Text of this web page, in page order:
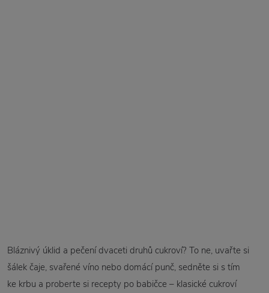
Bláznivý úklid a pečení dvaceti druhů cukroví? To ne, uvařte si
šálek čaje, svařené víno nebo domácí punč, sedněte si s tím
ke krbu a proberte si recepty po babičce – klasické cukroví